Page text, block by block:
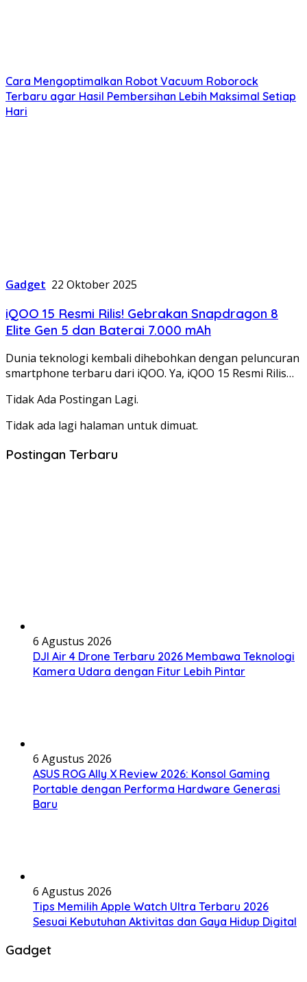
Cara Mengoptimalkan Robot Vacuum Roborock
Terbaru agar Hasil Pembersihan Lebih Maksimal Setiap
Hari
Gadget 22 Oktober 2025
iQOO 15 Resmi Rilis! Gebrakan Snapdragon 8
Elite Gen 5 dan Baterai 7.000 mAh
Dunia teknologi kembali dihebohkan dengan peluncuran
smartphone terbaru dari iQOO. Ya, iQOO 15 Resmi Rilis…
Tidak Ada Postingan Lagi.
Tidak ada lagi halaman untuk dimuat.
Postingan Terbaru
6 Agustus 2026
DJI Air 4 Drone Terbaru 2026 Membawa Teknologi
Kamera Udara dengan Fitur Lebih Pintar
6 Agustus 2026
ASUS ROG Ally X Review 2026: Konsol Gaming
Portable dengan Performa Hardware Generasi
Baru
6 Agustus 2026
Tips Memilih Apple Watch Ultra Terbaru 2026
Sesuai Kebutuhan Aktivitas dan Gaya Hidup Digital
Gadget